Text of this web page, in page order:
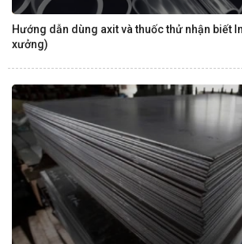
Hướng dẫn dùng axit và thuốc thử nhận biết
xưởng)